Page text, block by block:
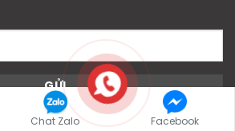
ĐẠI LÝ PHÂN PHỐI CỦA
Chat Zalo Facebook